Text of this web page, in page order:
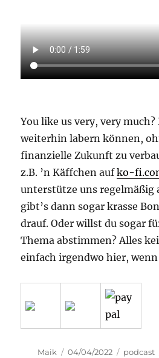
You like us very, very
weiterhin labern können,
finanzielle Zukunft zu
z.B. ’n Käffchen aufko-
unterstütze uns regelmäßig
gibt’s dann sogar krasse
drauf. Oder willst du sogar
Thema abstimmen? Alles
einfach irgendwo hier,
Autor
Maik
Veröffentlicht
04/04/2022 podcast